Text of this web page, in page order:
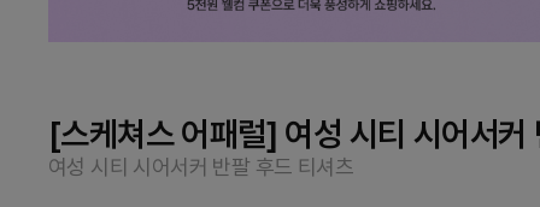
[스케쳐스 어패럴] 여성 시티 시어서커
여성 시티 시어서커 반팔 후드 티셔츠